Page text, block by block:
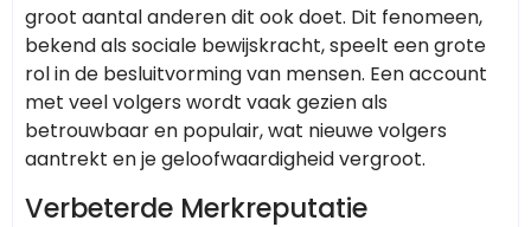
groot aantal anderen dit ook doet. Dit fenomeen,
bekend als sociale bewijskracht, speelt een grote
rol in de besluitvorming van mensen. Een account
met veel volgers wordt vaak gezien als
betrouwbaar en populair, wat nieuwe volgers
aantrekt en je geloofwaardigheid vergroot.
Verbeterde Merkreputatie